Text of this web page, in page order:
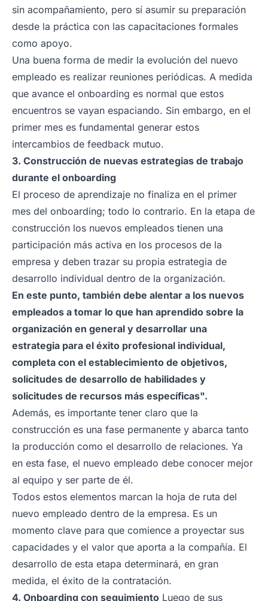
sin acompañamiento, pero sí asumir su preparación
desde la práctica con las capacitaciones formales
como apoyo.
Una buena forma de medir la evolución del nuevo
empleado es realizar reuniones periódicas. A medida
que avance el onboarding es normal que estos
encuentros se vayan espaciando. Sin embargo, en el
primer mes es fundamental generar estos
intercambios de feedback mutuo.
3. Construcción de nuevas estrategias de trabajo
durante el onboarding
El proceso de aprendizaje no finaliza en el primer
mes del onboarding; todo lo contrario. En la etapa de
construcción los nuevos empleados tienen una
participación más activa en los procesos de la
empresa y deben trazar su propia estrategia de
desarrollo individual dentro de la organización.
En este punto, también debe alentar a los nuevos
empleados a tomar lo que han aprendido sobre la
organización en general y desarrollar una
estrategia para el éxito profesional individual,
completa con el establecimiento de objetivos,
solicitudes de desarrollo de habilidades y
solicitudes de recursos más específicas".
Además, es importante tener claro que la
construcción es una fase permanente y abarca tanto
la producción como el desarrollo de relaciones. Ya
en esta fase, el nuevo empleado debe conocer mejor
al equipo y ser parte de él.
Todos estos elementos marcan la hoja de ruta del
nuevo empleado dentro de la empresa. Es un
momento clave para que comience a proyectar sus
capacidades y el valor que aporta a la compañía. El
desarrollo de esta etapa determinará, en gran
medida, el éxito de la contratación.
4. Onboarding con seguimiento Luego de sus